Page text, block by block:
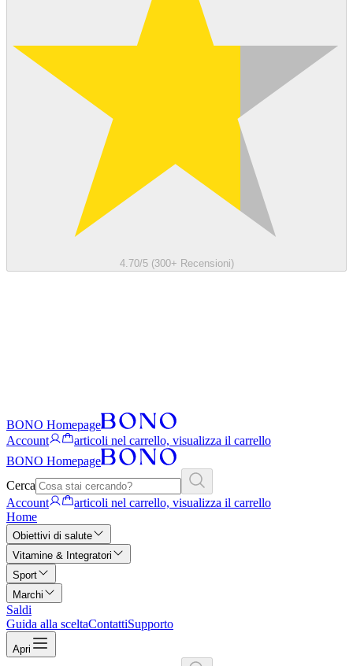
4.70/5 (300+ Recensioni)
BONO Homepage
Account
articoli nel carrello, visualizza il carrello
BONO Homepage
Cerca
Account
articoli nel carrello, visualizza il carrello
Home
Obiettivi di salute
Vitamine & Integratori
Sport
Marchi
Saldi
Guida alla sceltaContattiSupporto
Apri